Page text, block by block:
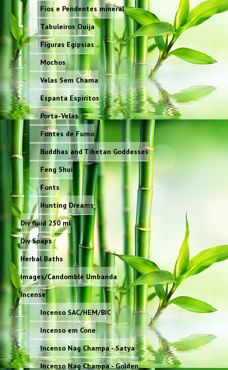
Fios e Pendentes mineral
Tabuleiros Ouija
Figuras Egípsias
Mochos
Velas Sem Chama
Espanta Espiritos
Porta-Velas
Fontes de Fumo
Buddhas and Tibetan Goddesses
Feng Shui
Fonts
Hunting Dreams
Div fluid 250 ml
Div Soaps
Herbal Baths
Images/Candomblé Umbanda
Incense
Incenso SAC/HEM/BIC
Incenso em Cone
Incenso Nag Champa - Satya
Incenso Nag Champa - Golden